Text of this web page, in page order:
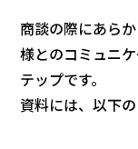
商談の際にあら
様とのコミュニ
テップです。
資料には、以下